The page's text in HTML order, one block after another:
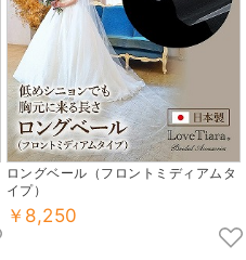
ロングベール（フロントミディアムタ
イプ）
￥8,250